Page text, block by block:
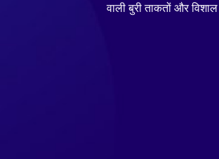
वाली बुरी ताकतों और